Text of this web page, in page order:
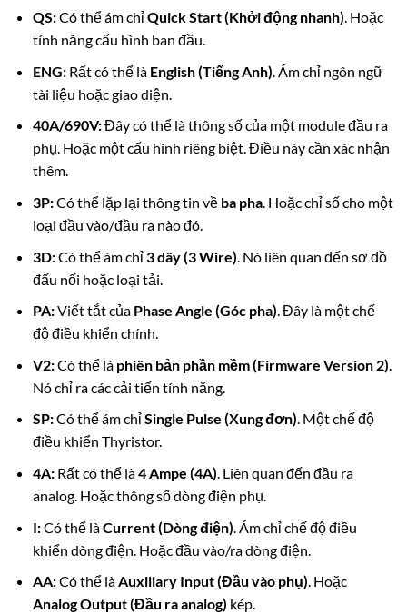
QS:Có thể ám chỉQuick Start (Khởi động nhanh). Hoặc
tính năng cấu hình ban đầu.
ENG:Rất có thể là English (Tiếng Anh) . Ám chỉ ngôn ngữ
tài liệu hoặc giao diện.
40A/690V:Đây có thể là thông số của một module đầu ra
phụ. Hoặc một cấu hình riêng biệt. Điều này cần xác nhận
thêm.
3P:Có thể lặp lại thông tin về ba pha. Hoặc chỉ số cho một
loại đầu vào/đầu ra nào đó.
3D:Có thể ám chỉ3 dây (3 Wire) . Nó liên quan đến sơ đồ
đấu nối hoặc loại tải.
PA:Viết tắt của Phase Angle (Góc pha). Đây là một chế
độ điều khiển chính.
V2:Có thể là phiên bản phần mềm (Firmware Version 2)
Nó chỉ ra các cải tiến tính năng.
SP:Có thể ám chỉSingle Pulse (Xung đơn). Một chế độ
điều khiển Thyristor.
4A:Rất có thể là4 Ampe (4A). Liên quan đến đầu ra
analog. Hoặc thông số dòng điện phụ.
I:Có thể làCurrent (Dòng điện) . Ám chỉ chế độ điều
khiển dòng điện. Hoặc đầu vào/ra dòng điện.
AA:Có thể làAuxiliary Input (Đầu vào phụ). Hoặc
Analog Output (Đầu ra analog) kép.